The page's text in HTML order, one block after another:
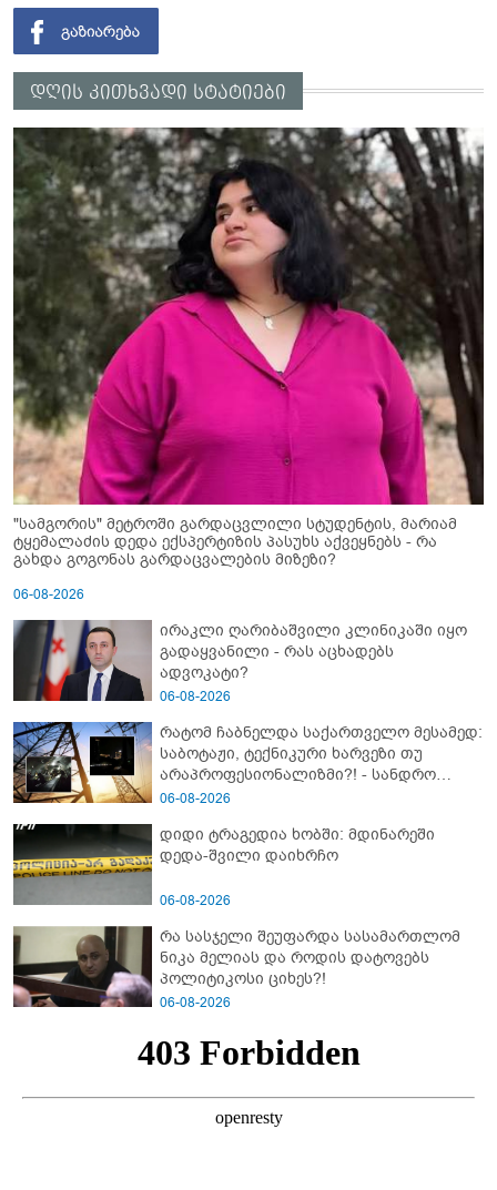
დღის კითხვადი სტატიები
"სამგორის" მეტროში გარდაცვლილი სტუდენტის, მარიამ
ტყემალაძის დედა ექსპერტიზის პასუხს აქვეყნებს - რა
გახდა გოგონას გარდაცვალების მიზეზი?
06-08-2026
ირაკლი ღარიბაშვილი კლინიკაში იყო
გადაყვანილი - რას აცხადებს
ადვოკატი?
06-08-2026
რატომ ჩაბნელდა საქართველო მესამედ:
საბოტაჟი, ტექნიკური ხარვეზი თუ
არაპროფესიონალიზმი?! - სანდრო
თვალჭრელიძის ანალიზი
06-08-2026
დიდი ტრაგედია ხობში: მდინარეში
დედა-შვილი დაიხრჩო
06-08-2026
რა სასჯელი შეუფარდა სასამართლომ
ნიკა მელიას და როდის დატოვებს
პოლიტიკოსი ციხეს?!
06-08-2026